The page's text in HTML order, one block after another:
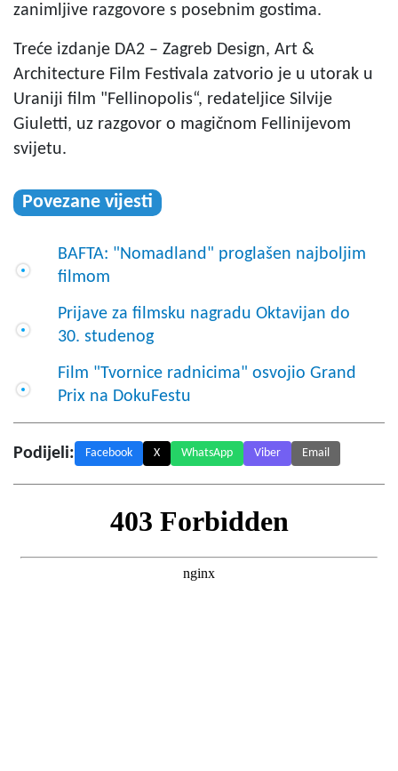
zanimljive razgovore s posebnim gostima.
Treće izdanje DA2 – Zagreb Design, Art &
Architecture Film Festivala zatvorio je u utorak u
Uraniji film "Fellinopolis“, redateljice Silvije
Giuletti, uz razgovor o magičnom Fellinijevom
svijetu.
Povezane vijesti
BAFTA: "Nomadland" proglašen najboljim
filmom
Prijave za filmsku nagradu Oktavijan do
30. studenog
Film "Tvornice radnicima" osvojio Grand
Prix na DokuFestu
Podijeli: Facebook X WhatsApp Viber Email